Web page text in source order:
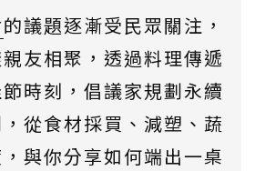
的議題逐漸受民眾關注，
友相聚，透過料理傳遞
時刻，倡議家規劃永續
從食材採買、減塑、蔬
與你分享如何端出一桌